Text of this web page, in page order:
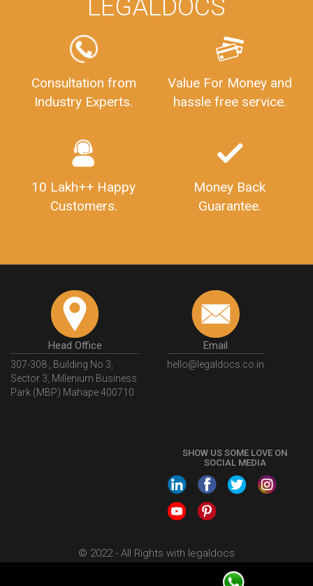
LEGALDOCS
Consultation from
Industry Experts.
Value For Money and
hassle free service.
10 Lakh++ Happy
Customers.
Money Back
Guarantee.
Head Office
307-308 , Building No 3,
Sector 3, Millenium Business
Park (MBP) Mahape 400710
Email
hello@legaldocs.co.in
SHOW US SOME LOVE ON
SOCIAL MEDIA
© 2022 - All Rights with legaldocs
Terms & Conditions